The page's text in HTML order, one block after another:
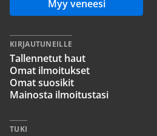
Myy veneesi
KIRJAUTUNEILLE
Tallennetut haut
Omat ilmoitukset
Omat suosikit
Mainosta ilmoitustasi
TUKI